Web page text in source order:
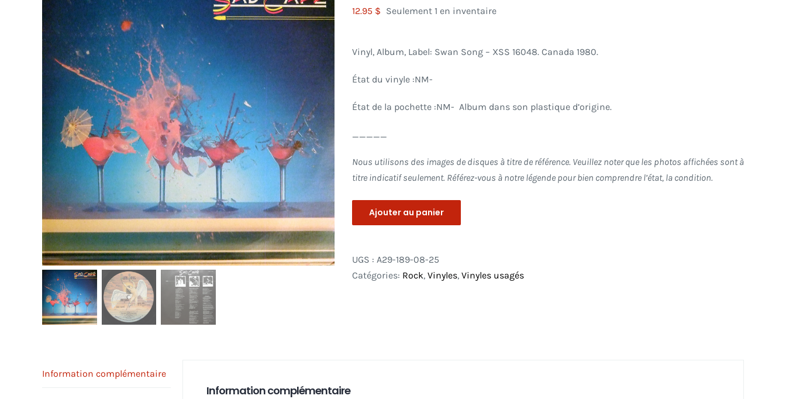
12.95 $ Seulement 1 en inventaire
Vinyl, Album, Label: Swan Song – XSS 16048. Canada 1980.
État du vinyle :NM-
État de la pochette :NM- Album dans son plastique d’origine.
_____
Nous utilisons des images de disques à titre de référence. Veuillez noter que les photos affichées sont à
titre indicatif seulement. Référez-vous à notre légende pour bien comprendre l’état, la condition.
Ajouter au panier
UGS : A29-189-08-25
Catégories: Rock, Vinyles, Vinyles usagés
Information complémentaire
Information complémentaire